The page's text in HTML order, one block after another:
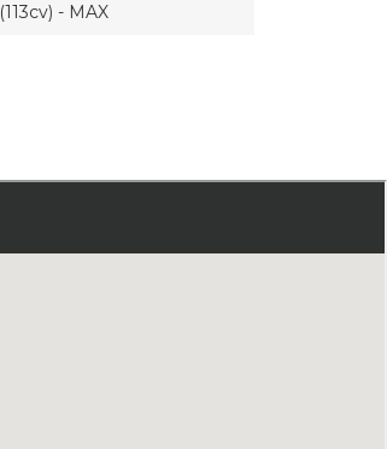
(113cv) - MAX